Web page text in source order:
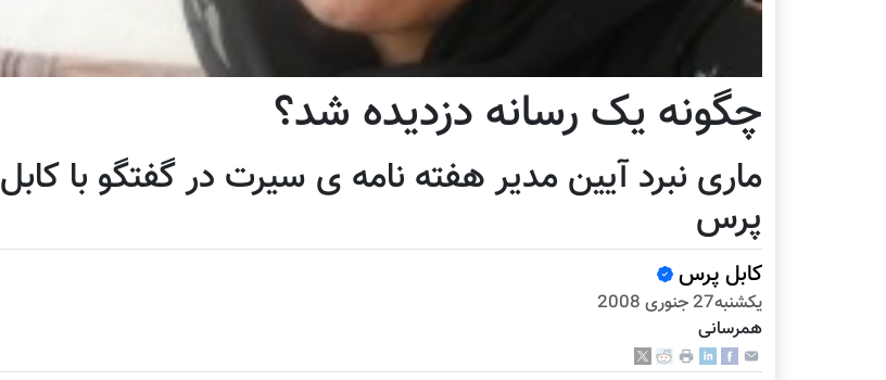
چگونه يک رسانه دزديده شد؟
ماری نبرد آيين مدير هفته نامه ی سيرت در گفتگو با کابل
پرس
کابل پرس
يكشنبه27 جنوری 2008
همرسانی